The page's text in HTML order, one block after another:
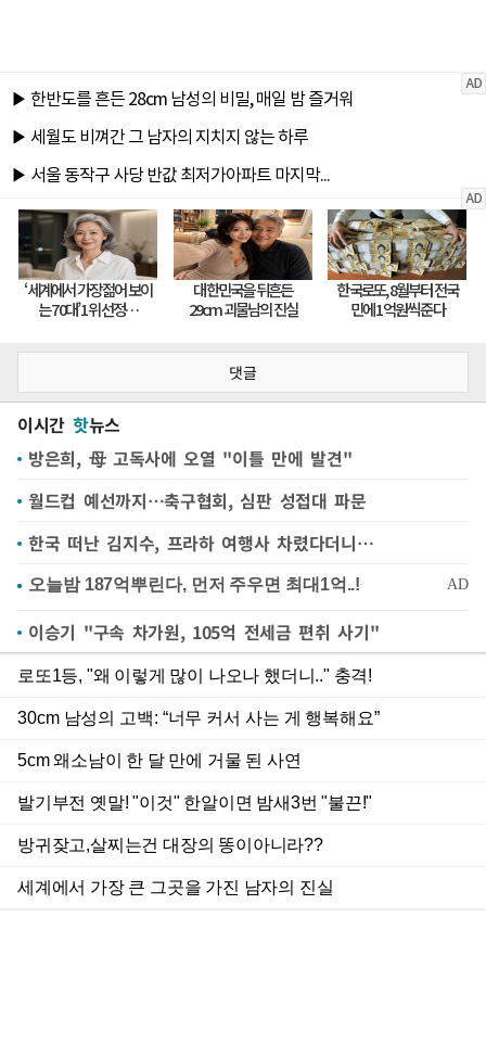
댓글
이시간 핫뉴스
방은희, 母 고독사에 오열 "이틀 만에 발견"
월드컵 예선까지…축구협회, 심판 성접대 파문
한국 떠난 김지수, 프라하 여행사 차렸다더니…
이승기 "구속 차가원, 105억 전세금 편취 사기"